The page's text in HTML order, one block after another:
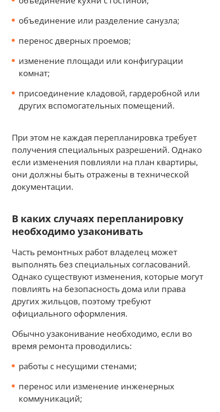
объединение или разделение санузла;
перенос дверных проемов;
изменение площади или конфигурации
комнат;
присоединение кладовой, гардеробной или
других вспомогательных помещений.
При этом не каждая перепланировка требует
получения специальных разрешений. Однако
если изменения повлияли на план квартиры,
они должны быть отражены в технической
документации.
В каких случаях перепланировку
необходимо узаконивать
Часть ремонтных работ владелец может
выполнять без специальных согласований.
Однако существуют изменения, которые могут
повлиять на безопасность дома или права
других жильцов, поэтому требуют
официального оформления.
Обычно узаконивание необходимо, если во
время ремонта проводились:
работы с несущими стенами;
перенос или изменение инженерных
коммуникаций;